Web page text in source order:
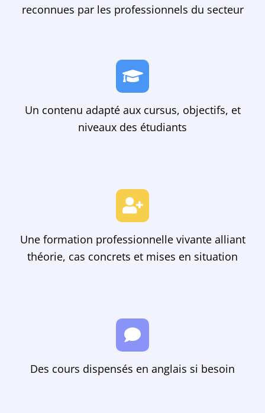
reconnues par les professionnels du secteur
Un contenu adapté aux cursus, objectifs, et
niveaux des étudiants
Une formation professionnelle vivante alliant
théorie, cas concrets et mises en situation
Des cours dispensés en anglais si besoin